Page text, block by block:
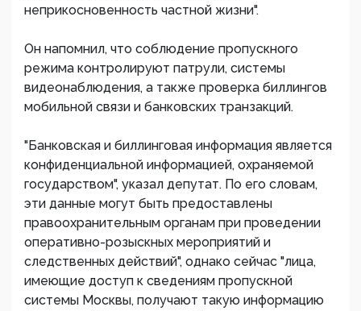
неприкосновенность частной жизни".
Он напомнил, что соблюдение пропускного
режима контролируют патрули, системы
видеонаблюдения, а также проверка биллингов
мобильной связи и банковских транзакций.
"Банковская и биллинговая информация является
конфиденциальной информацией, охраняемой
государством", указал депутат. По его словам,
эти данные могут быть предоставлены
правоохранительным органам при проведении
оперативно-розыскных мероприятий и
следственных действий", однако сейчас "лица,
имеющие доступ к сведениям пропускной
системы Москвы, получают такую информацию